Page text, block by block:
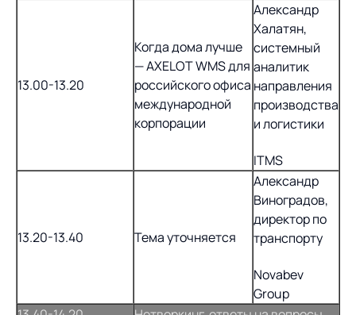
13.00-13.20
Когда дома лучше
— AXELOT WMS для
российского офиса
международной
корпорации
Александр
Халатян,
системный
аналитик
направления
производства
и логистики
ITMS
13.20-13.40 Тема уточняется
Александр
Виноградов,
директор по
транспорту
Novabev
Group